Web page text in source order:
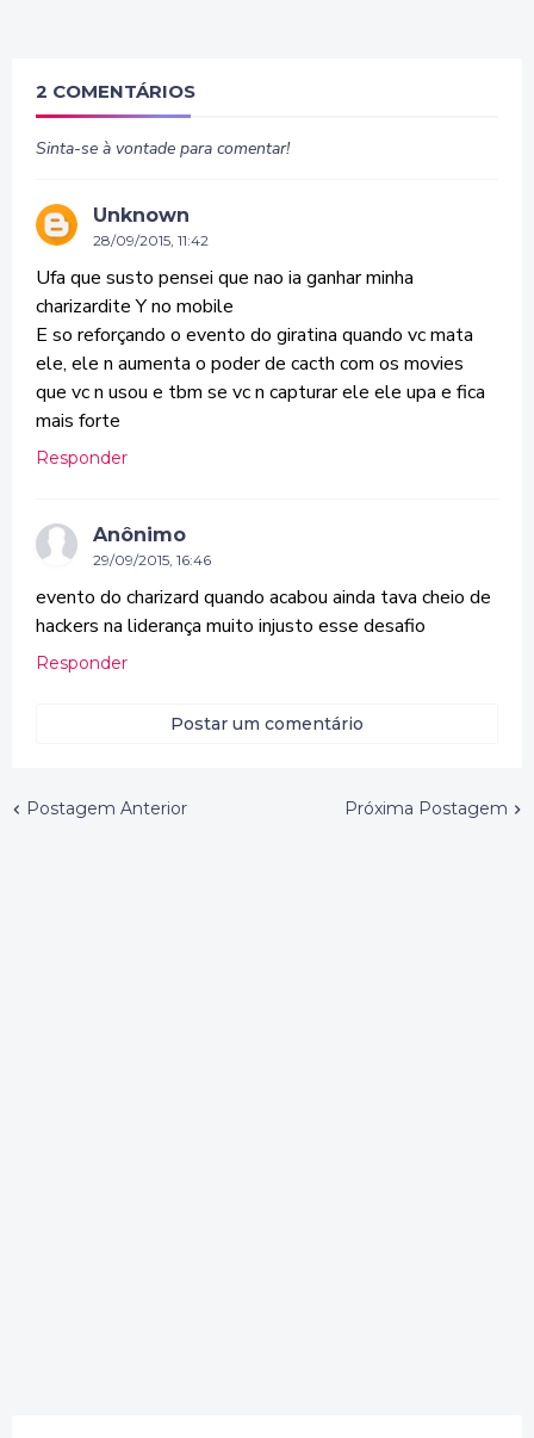
2 COMENTÁRIOS
Sinta-se à vontade para comentar!
Unknown
28/09/2015, 11:42
Ufa que susto pensei que nao ia ganhar minha
charizardite Y no mobile
E so reforçando o evento do giratina quando vc mata
ele, ele n aumenta o poder de cacth com os movies
que vc n usou e tbm se vc n capturar ele ele upa e fica
mais forte
Responder
Anônimo
29/09/2015, 16:46
evento do charizard quando acabou ainda tava cheio de
hackers na liderança muito injusto esse desafio
Responder
Postar um comentário
Postagem Anterior Próxima Postagem